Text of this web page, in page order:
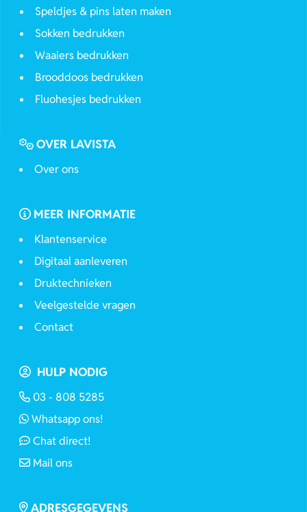
Speldjes & pins laten maken
Sokken bedrukken
Waaiers bedrukken
Brooddoos bedrukken
Fluohesjes bedrukken
OVER LAVISTA
Over ons
MEER INFORMATIE
Klantenservice
Digitaal aanleveren
Druktechnieken
Veelgestelde vragen
Contact
HULP NODIG
03 - 808 5285
Whatsapp ons!
Chat direct!
Mail ons
ADRESGEGEVENS